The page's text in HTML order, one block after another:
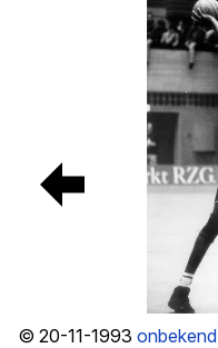
© 20-11-1993 onbekend